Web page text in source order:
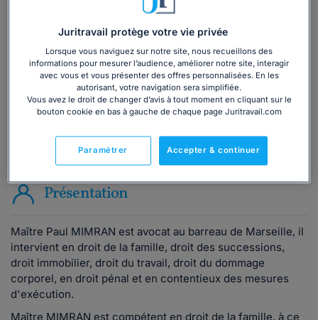
téléphone ?
Consulter immédiatement
ou appelez le01 75 75 42 33 (8h à 21h du lundi au
vendredi)
Vous êtes avocat ?
Présentation
Maître Paul MIMRAN est avocat au barreau de Marseille, il
intervient en droit de la famille, droit des successions,
droit immobilier, droit du travail, droit du dommage
corporel, en droit pénal et en contentieux des mesures
d'exécution.
Maître MIMRAN est compétent en droit de la famille, à ce
Juritravail protège votre vie privée
Lorsque vous naviguez sur notre site, nous recueillons des
informations pour mesurer l’audience, améliorer notre site, interagir
avec vous et vous présenter des offres personnalisées. En les
autorisant, votre navigation sera simplifiée.
Vous avez le droit de changer d’avis à tout moment en cliquant sur le
bouton cookie en bas à gauche de chaque page Juritravail.com
Accepter & continuer
Paramétrer